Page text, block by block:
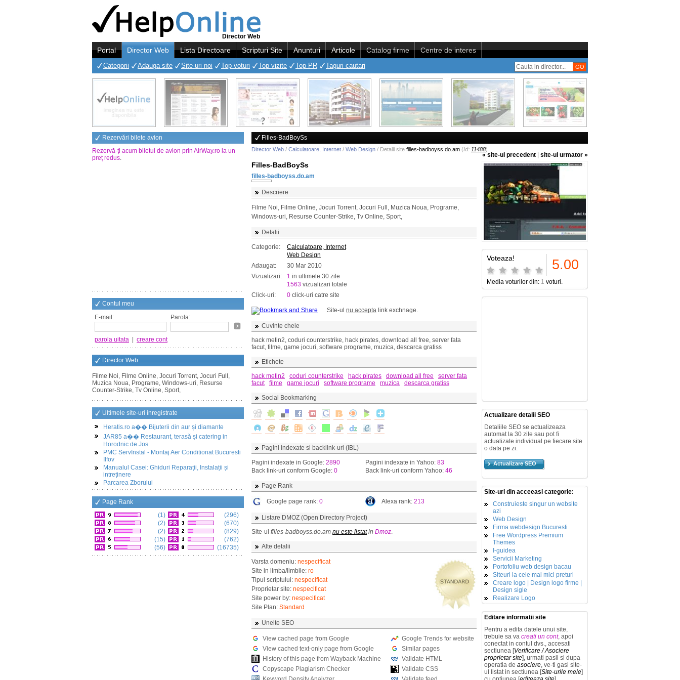
Director Web
Portal Director Web Lista Directoare Scripturi Site Anunturi Articole Catalog firme Centre de interes
Categorii Adauga site Site-uri noi Top voturi Top vizite Top PR Taguri cautari
Rezervări bilete avion
Rezervă-ți acum biletul de avion prin AirWay.ro la un
preț redus.
Contul meu
E-mail:
Parola:
parola uitata creare cont
Director Web
Filme Noi, Filme Online, Jocuri Torrent, Jocuri Full,
Muzica Noua, Programe, Windows-uri, Resurse
Counter-Strike, Tv Online, Sport,
Ultimele site-uri inregistrate
Heratis.ro a�� Bijuterii din aur și diamante
JAR85 a�� Restaurant, terasă și catering in
Horodnic de Jos
PMC ServInstal - Montaj Aer Conditionat Bucuresti
Ilfov
Manualul Casei: Ghiduri Reparații, Instalații și
intreținere
Parcarea Zborului
Page Rank
(1)
(2)
(2)
(15)
(56)
(296)
(670)
(829)
(762)
(16735)
Filles-BadBoySs
Director Web / Calculatoare, Internet / Web Design / Detalii site filles-badboyss.do.am (Id: 11488)
« site-ul precedent site-ul urmator »
Filles-BadBoySs
filles-badboyss.do.am
Descriere
Filme Noi, Filme Online, Jocuri Torrent, Jocuri Full, Muzica Noua, Programe,
Windows-uri, Resurse Counter-Strike, Tv Online, Sport,
Detalii
Categorie:
Calculatoare, Internet
Web Design
Adaugat:
30 Mar 2010
Vizualizari:
1 in ultimele 30 zile
1563 vizualizari totale
Click-uri:
0 click-uri catre site
Site-ul nu accepta link exchnage.
Cuvinte cheie
hack metin2, coduri counterstrike, hack pirates, download all free, server fata
facut, filme, game jocuri, software programe, muzica, descarca gratiss
Etichete
hack metin2
coduri counterstrike hack pirates download all free
server fata
facut
filme game jocuri software programe muzica descarca gratiss
Social Bookmarking
Pagini indexate si backlink-uri (IBL)
Pagini indexate in Google: 2890
Back link-uri conform Google: 0
Pagini indexate in Yahoo: 83
Back link-uri conform Yahoo: 46
Page Rank
Google page rank: 0 Alexa rank: 213
Listare DMOZ (Open Directory Project)
Site-ul filles-badboyss.do.am nu este listatin Dmoz.
Alte detalii
Varsta domeniu: nespecificat
Site in limba/limbile: ro
Tipul scriptului: nespecificat
Proprietar site: nespecificat
Site power by: nespecificat
Site Plan: Standard
Unelte SEO
View cached page from Google
View cached text-only page from Google
History of this page from Wayback Machine
Copyscape Plagiarism Checker
Google Trends for website
Similar pages
Validate HTML
Validate CSS
Voteaza! 5.00
Media voturilor din: 1 voturi.
Actualizare detalii SEO
Detaliile SEO se actualizeaza
automat la 30 zile sau pot fi
actualizate individual pe fiecare site
o data pe zi.
Actualizare SEO
Site-uri din acceeasi categorie:
Construieste singur un website
azi
Web Design
Firma webdesign Bucuresti
Free Wordpress Premium
Themes
I-guidea
Servicii Marketing
Portofoliu web design bacau
Siteuri la cele mai mici preturi
Creare logo | Design logo firme |
Design sigle
Realizare Logo
Editare informatii site
Pentru a edita datele unui site,
trebuie sa va creati un cont, apoi
conectat in contul dvs., accesati
sectiunea [Verificare / Asociere
proprietar site], urmati pasii si dupa
operatia de asociere, ve-ti gasi site-
ul listat in sectiunea [Site-urile mele]